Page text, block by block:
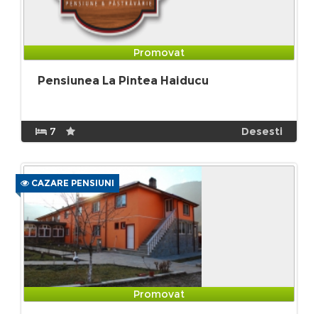
Promovat
Pensiunea La Pintea Haiducu
7 Desesti
CAZARE PENSIUNI
Promovat